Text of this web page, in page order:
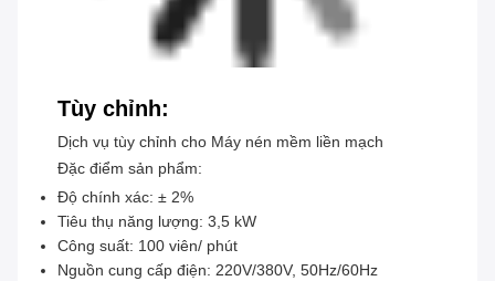
Tùy chỉnh:
Dịch vụ tùy chỉnh cho Máy nén mềm liền mạch
Đặc điểm sản phẩm:
Độ chính xác: ± 2%
Tiêu thụ năng lượng: 3,5 kW
Công suất: 100 viên/ phút
Nguồn cung cấp điện: 220V/380V, 50Hz/60Hz